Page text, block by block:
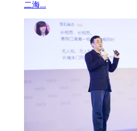
二海...